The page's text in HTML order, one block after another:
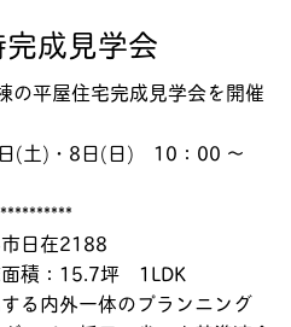
成見学会
の平屋住宅完成見学会を開催
(土)・8日(日) 10：00 ～
市日在2188
面積：15.7坪 1LDK
る内外一体のプランニング